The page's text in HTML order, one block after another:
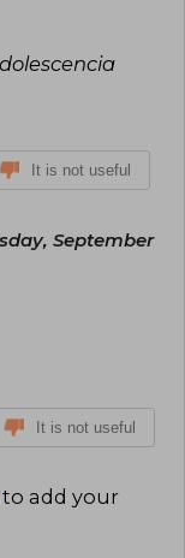
It is not useful
September
It is not useful
to add your